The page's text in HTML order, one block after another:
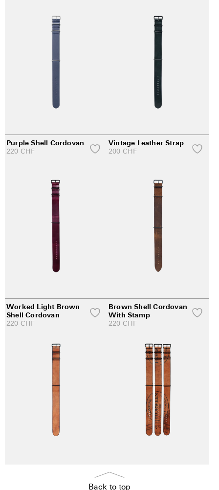
Purple Shell Cordovan
220 CHF
Vintage Leather Strap
200 CHF
Worked Light Brown
Shell Cordovan
220 CHF
Brown Shell Cordovan
With Stamp
220 CHF
Back to top